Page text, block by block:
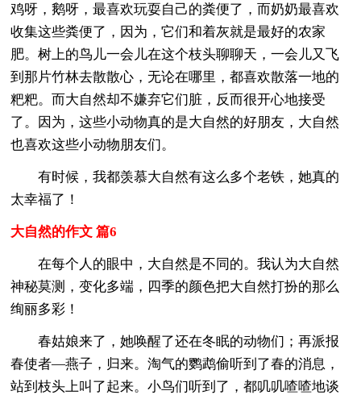
鸡呀，鹅呀，最喜欢玩耍自己的粪便了，而奶奶最喜欢
收集这些粪便了，因为，它们和着灰就是最好的农家
肥。树上的鸟儿一会儿在这个枝头聊聊天，一会儿又飞
到那片竹林去散散心，无论在哪里，都喜欢散落一地的
粑粑。而大自然却不嫌弃它们脏，反而很开心地接受
了。因为，这些小动物真的是大自然的好朋友，大自然
也喜欢这些小动物朋友们。
有时候，我都羡慕大自然有这么多个老铁，她真的
太幸福了！
大自然的作文 篇6
在每个人的眼中，大自然是不同的。我认为大自然
神秘莫测，变化多端，四季的颜色把大自然打扮的那么
绚丽多彩！
春姑娘来了，她唤醒了还在冬眠的动物们；再派报
春使者—燕子，归来。淘气的鹦鹉偷听到了春的消息，
站到枝头上叫了起来。小鸟们听到了，都叽叽喳喳地谈